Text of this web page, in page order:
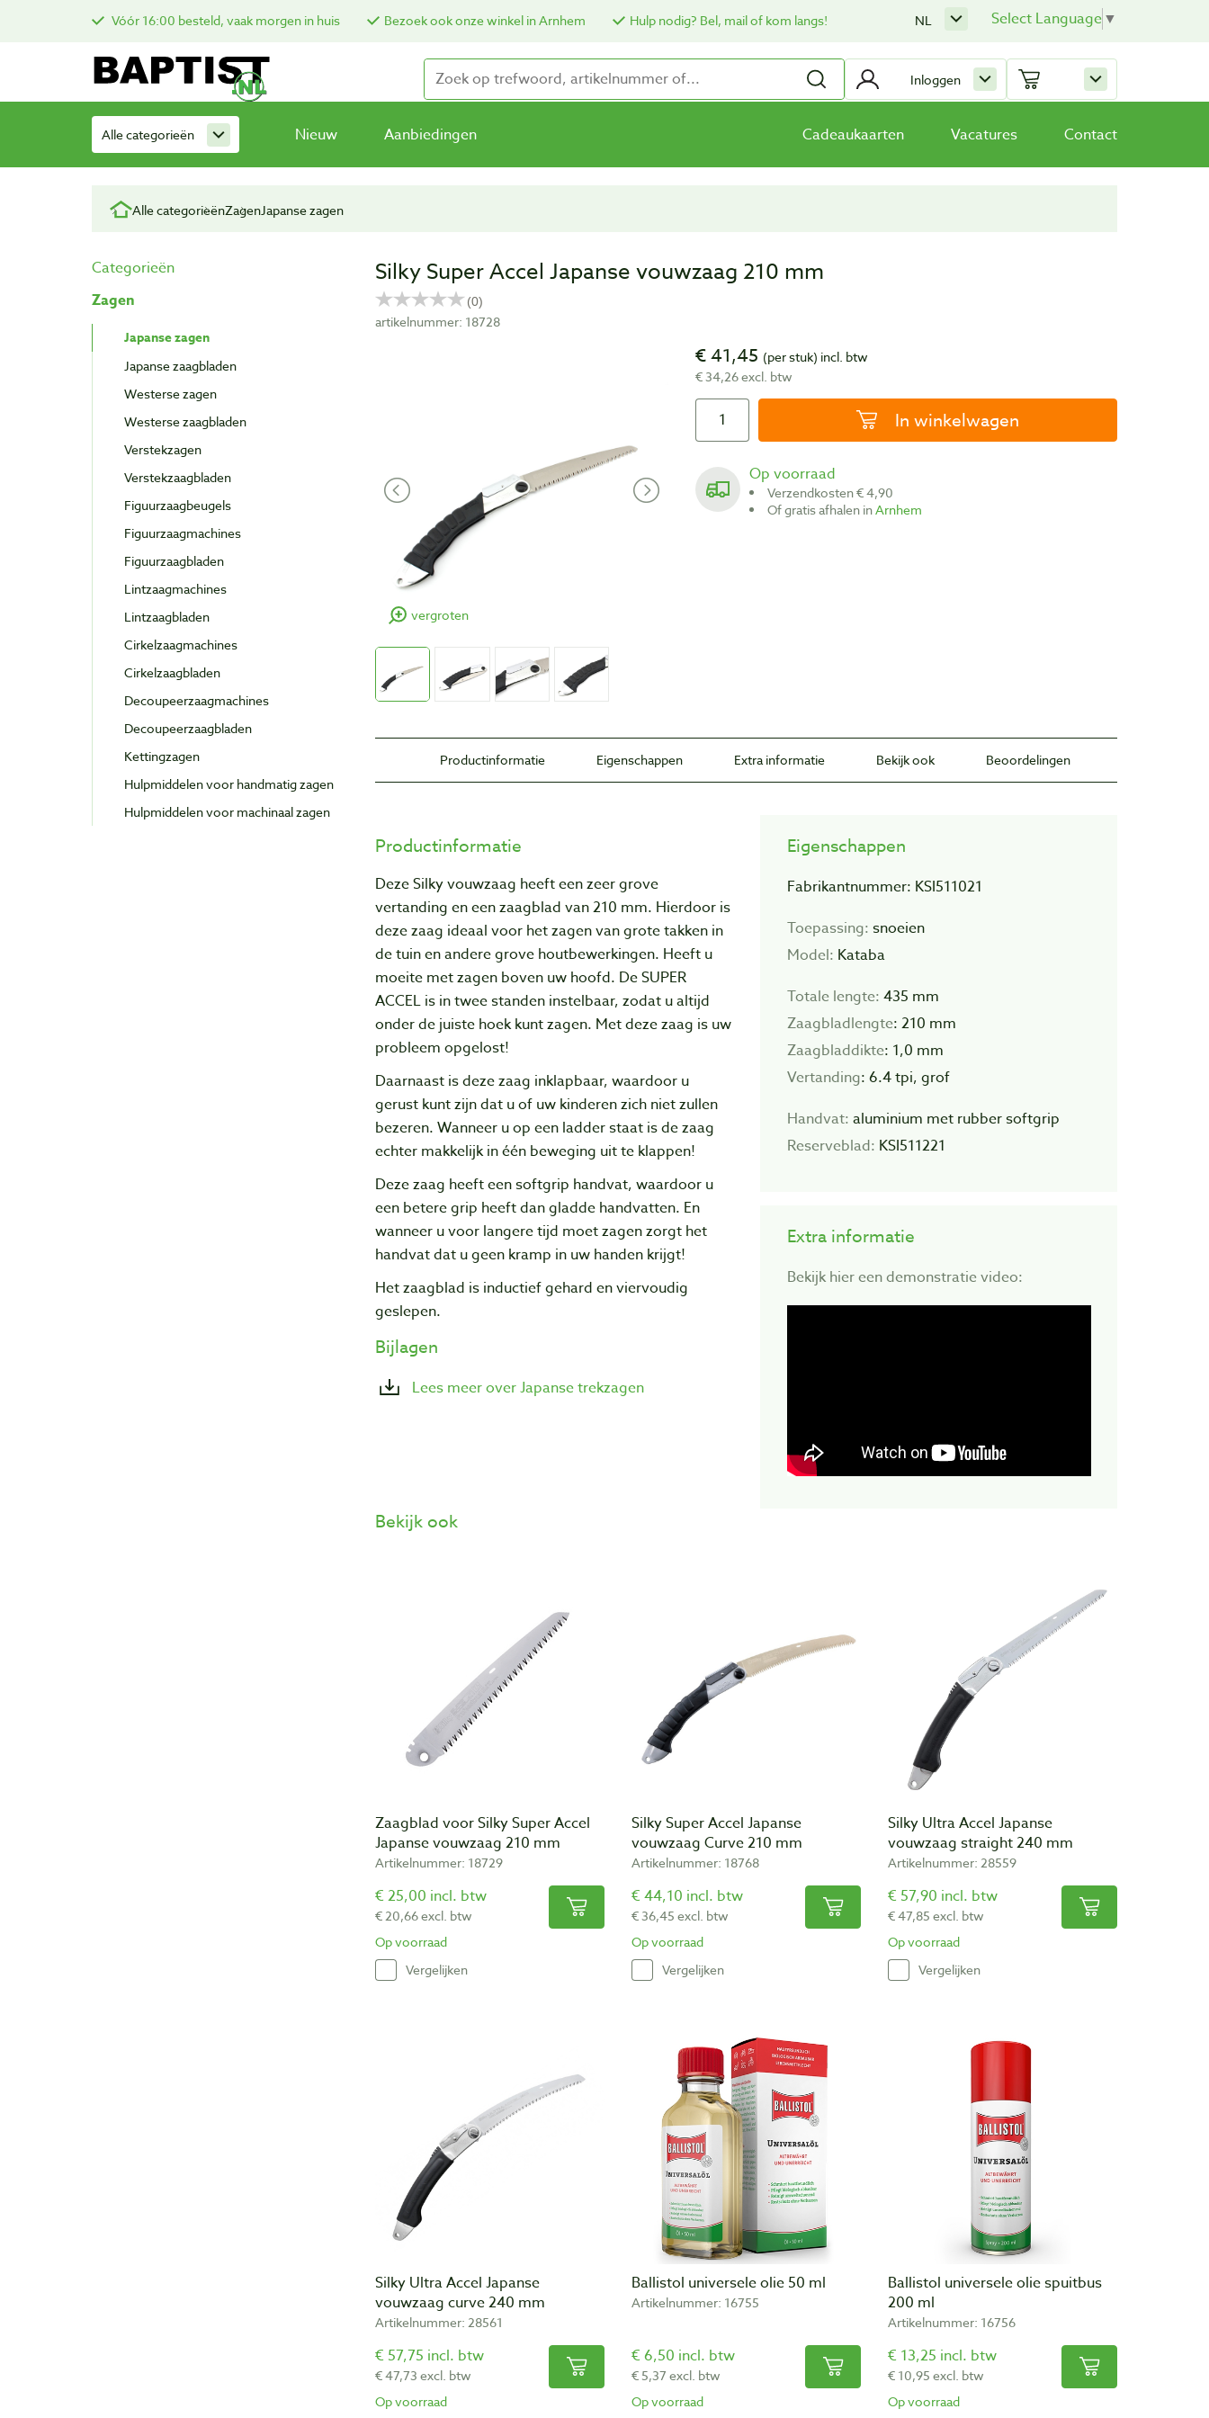
Vóór 16:00 besteld, vaak morgen in huis Bezoek ook onze winkel in Arnhem Hulp nodig? Bel, mail of kom langs! Select Language▼
NL
Inloggen
Alle categorieën Nieuw Aanbiedingen Cadeaukaarten Vacatures Contact
Alle categorieënZagenJapanse zagen
Categorieën
Zagen
Japanse zagen
Japanse zaagbladen
Westerse zagen
Westerse zaagbladen
Verstekzagen
Verstekzaagbladen
Figuurzaagbeugels
Figuurzaagmachines
Figuurzaagbladen
Lintzaagmachines
Lintzaagbladen
Cirkelzaagmachines
Cirkelzaagbladen
Decoupeerzaagmachines
Decoupeerzaagbladen
Kettingzagen
Hulpmiddelen voor handmatig zagen
Hulpmiddelen voor machinaal zagen
Silky Super Accel Japanse vouwzaag 210 mm
artikelnummer: 18728
vergroten
€ 41,45 (per stuk) incl. btw
€ 34,26 excl. btw
In winkelwagen
Op voorraad
Verzendkosten € 4,90
Of gratis afhalen inArnhem
Productinformatie Eigenschappen Extra informatie Bekijk ook Beoordelingen
Productinformatie
Deze Silky vouwzaag heeft een zeer grove
vertanding en een zaagblad van 210 mm. Hierdoor is
deze zaag ideaal voor het zagen van grote takken in
de tuin en andere grove houtbewerkingen. Heeft u
moeite met zagen boven uw hoofd. De SUPER
ACCEL is in twee standen instelbaar, zodat u altijd
onder de juiste hoek kunt zagen. Met deze zaag is uw
probleem opgelost!
Daarnaast is deze zaag inklapbaar, waardoor u
gerust kunt zijn dat u of uw kinderen zich niet zullen
bezeren. Wanneer u op een ladder staat is de zaag
echter makkelijk in één beweging uit te klappen!
Deze zaag heeft een softgrip handvat, waardoor u
een betere grip heeft dan gladde handvatten. En
wanneer u voor langere tijd moet zagen zorgt het
handvat dat u geen kramp in uw handen krijgt!
Het zaagblad is inductief gehard en viervoudig
geslepen.
Bijlagen
Lees meer over Japanse trekzagen
Eigenschappen
Fabrikantnummer: KSI511021
Toepassing: snoeien
Model: Kataba
Totale lengte: 435 mm
Zaagbladlengte: 210 mm
Zaagbladdikte: 1,0 mm
Vertanding: 6.4 tpi, grof
Handvat: aluminium met rubber softgrip
Reserveblad: KSI511221
Extra informatie
Bekijk hier een demonstratie video:
Bekijk ook
Zaagblad voor Silky Super Accel
Japanse vouwzaag 210 mm
Artikelnummer: 18729
€ 25,00 incl. btw
€ 20,66 excl. btw
Op voorraad
Vergelijken
Silky Super Accel Japanse
vouwzaag Curve 210 mm
Artikelnummer: 18768
€ 44,10 incl. btw
€ 36,45 excl. btw
Op voorraad
Vergelijken
Silky Ultra Accel Japanse
vouwzaag straight 240 mm
Artikelnummer: 28559
€ 57,90 incl. btw
€ 47,85 excl. btw
Op voorraad
Vergelijken
Silky Ultra Accel Japanse
vouwzaag curve 240 mm
Artikelnummer: 28561
€ 57,75 incl. btw
€ 47,73 excl. btw
Op voorraad
Ballistol universele olie 50 ml
Artikelnummer: 16755
€ 6,50 incl. btw
€ 5,37 excl. btw
Op voorraad
Ballistol universele olie spuitbus
200 ml
Artikelnummer: 16756
€ 13,25 incl. btw
€ 10,95 excl. btw
Op voorraad